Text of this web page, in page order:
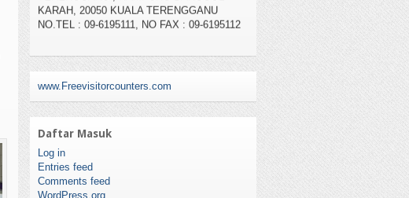
www.Freevisitorcounters.com
Daftar Masuk
Log in
Entries feed
Comments feed
WordPress.org